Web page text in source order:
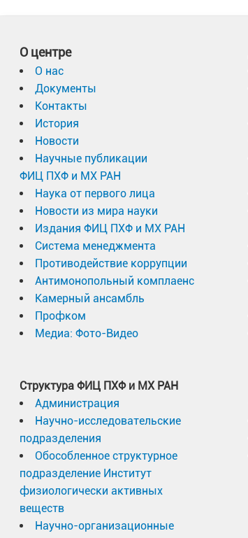
О центре
О нас
Документы
Контакты
История
Новости
Научные публикации
ФИЦ ПХФ и МХ РАН
Наука от первого лица
Новости из мира науки
Издания ФИЦ ПХФ и МХ РАН
Система менеджмента
Противодействие коррупции
Антимонопольный комплаенс
Камерный ансамбль
Профком
Медиа: Фото-Видео
Структура ФИЦ ПХФ и МХ РАН
Администрация
Научно-исследовательские
подразделения
Обособленное структурное
подразделение Институт
физиологически активных
веществ
Научно-организационные